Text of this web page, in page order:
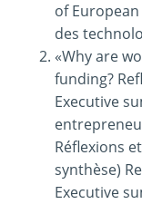
of European
des
«Why are
funding?
Executive
Réflexions
synthèse)
Executive